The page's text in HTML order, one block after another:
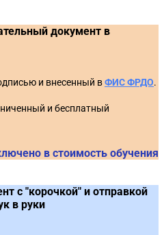
с использованием
сведений в реестр
документ в
и внесенный вФИС ФРДО.
и бесплатный
в стоимость обучения
с "корочкой" и отправкой
в руки